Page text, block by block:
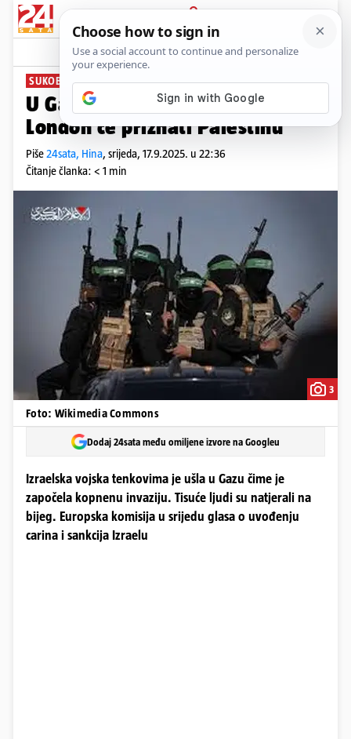
PRIJAVA
News Komentari
SUKOB NA BLISKOM ISTOKU
U Gazi je 3000 Hamasovaca?
London će priznati Palestinu
Piše24sata, Hina, srijeda, 17.9.2025. u 22:36
Čitanje članka: < 1 min
3
Foto: Wikimedia Commons
Dodaj 24sata među omiljene izvore na Googleu
Izraelska vojska tenkovima je ušla u Gazu čime je
započela kopnenu invaziju. Tisuće ljudi su natjerali na
bijeg. Europska komisija u srijedu glasa o uvođenju
carina i sankcija Izraelu